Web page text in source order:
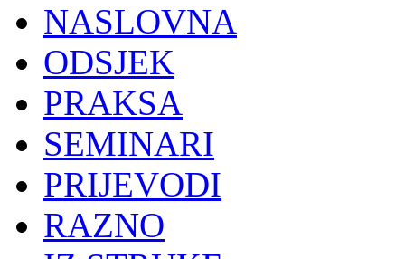
NASLOVNA
ODSJEK
PRAKSA
SEMINARI
PRIJEVODI
RAZNO